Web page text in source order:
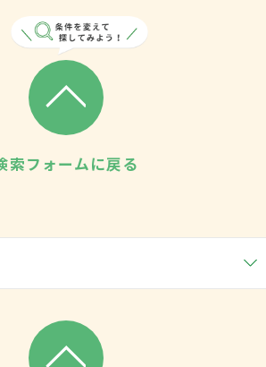
索フォームに戻る